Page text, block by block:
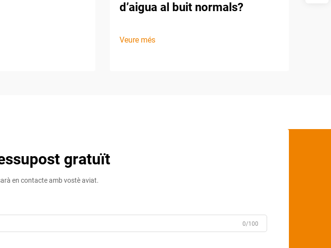
d’aigua al buit normals?
Veure més
gratuït
en contacte amb vostè aviat.
0/100